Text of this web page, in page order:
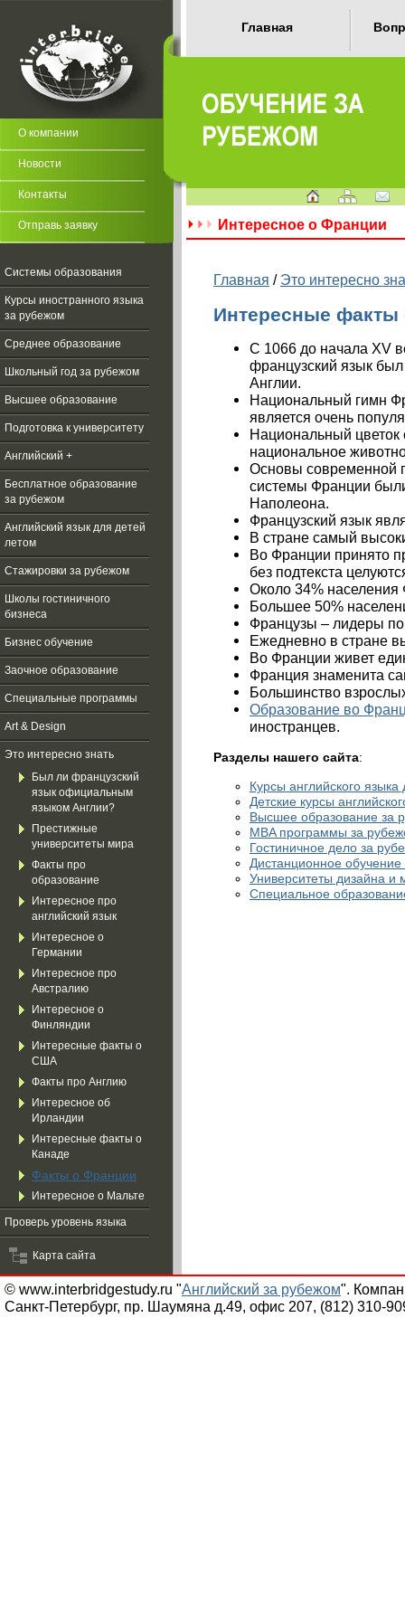
О компании
Новости
Контакты
Отправь заявку
Системы образования
Курсы иностранного языка
за рубежом
Среднее образование
Школьный год за рубежом
Высшее образование
Подготовка к университету
Английский +
Бесплатное образование
за рубежом
Aнглийский язык для детей
летом
Стажировки за рубежом
Школы гостиничного
бизнеса
Бизнес обучение
Заочное образование
Специальные программы
Art & Design
Это интересно знать
Был ли французский
язык официальным
языком Англии?
Престижные
университеты мира
Факты про
образование
Интересное про
английский язык
Интересное о
Германии
Интересное про
Австралию
Интересное о
Финляндии
Интересные факты о
США
Факты про Англию
Интересное об
Ирландии
Интересные факты о
Канаде
Факты о Франции
Интересное о Мальте
Проверь уровень языка
Карта сайта
Главная
Интересное о Франции
Главная / Это интересно
Интересные
С 1066 до начала XV
французский язык
Англии.
Национальный гимн
является очень
Национальный цветок
национальное
Основы современной
системы Франции
Наполеона.
Французский язык
В стране самый
Во Франции принято
без подтекста
Около 34% населения
Большее 50%
Французы – лидеры по
Ежедневно в стране
Во Франции живет
Франция знаменита
Большинство
Образование во
иностранцев.
Разделы нашего сайта:
Курсы английского языка
Детские курсы
Высшее образование за
MBA программы за
Гостиничное дело за
Дистанционное
Университеты дизайна и
Специальное
© www.interbridgestudy.ru "Английский за рубежом".
Санкт-Петербург, пр. Шаумяна д.49, офис 207, (812) 310-